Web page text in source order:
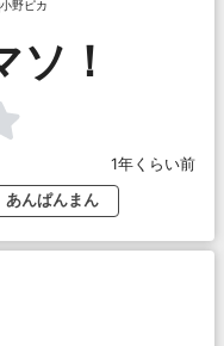
小野ピカ
ソ！
1年くらい前
あんぱんまん